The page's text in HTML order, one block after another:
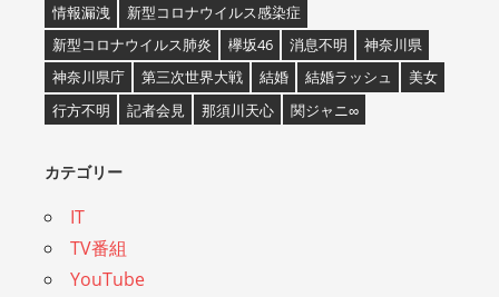
情報漏洩
新型コロナウイルス感染症
新型コロナウイルス肺炎
欅坂46 消息不明
神奈川県
神奈川県庁
第三次世界大戦 結婚 結婚ラッシュ
美女
行方不明
記者会見 那須川天心 関ジャニ∞
カテゴリー
IT
TV番組
YouTube